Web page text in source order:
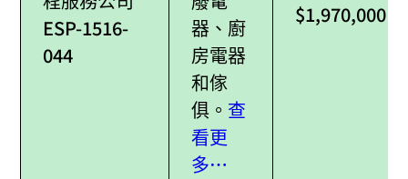
ESP-1516-
044
器、廚
房電器
和傢
俱。 查
看更
多…
$1,970,000